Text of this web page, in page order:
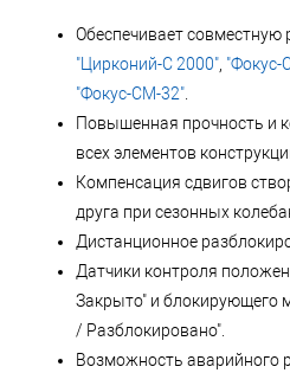
Обеспечивает совместную
"Цирконий-С 2000" "Фокус-
"Фокус-СМ-32"
Повышенная прочность и
всех элементов
Компенсация сдвигов
друга при сезонных
Дистанционное
Датчики контроля
Закрыто" и блокирующего
/ Разблокировано".
Возможность аварийного